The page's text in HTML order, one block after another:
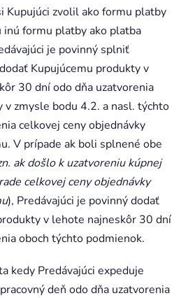
Kupujúci zvolil ako formu platby
inú formu platby ako platba
je povinný splniť
Kupujúcemu produkty v
30 dní odo dňa uzatvorenia
v zmysle bodu 4.2. a nasl. týchto
celkovej ceny objednávky
V prípade ak boli splnené obe
ak došlo k uzatvoreniu kúpnej
celkovej ceny objednávky
), Predávajúci je povinný dodať
v lehote najneskôr 30 dní
oboch týchto podmienok.
kedy Predávajúci expeduje
deň odo dňa uzatvorenia